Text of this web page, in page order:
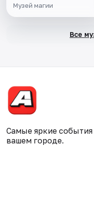
Музей магии
Все
Самые яркие события
вашем городе.